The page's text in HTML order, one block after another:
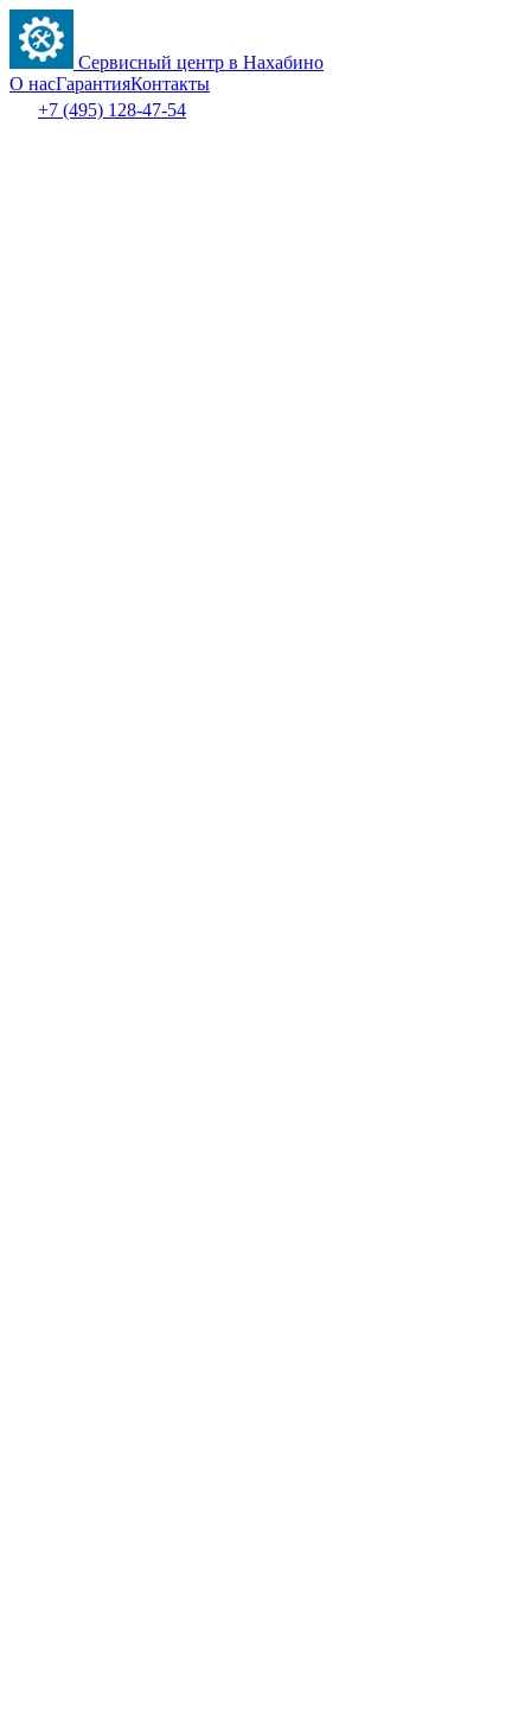
Сервисный центр в Нахабино
О насГарантияКонтакты
+7 (495) 128-47-54